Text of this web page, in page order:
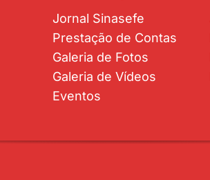
Jornal Sinasefe
Prestação de Contas
Galeria de Fotos
Galeria de Vídeos
Eventos